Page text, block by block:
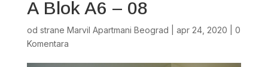
A Blok A6 – 08
od strane Marvil Apartmani Beograd apr 24, 2020
0
Komentara